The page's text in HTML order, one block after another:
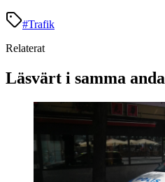
#Trafik
Relaterat
Läsvärt i samma anda